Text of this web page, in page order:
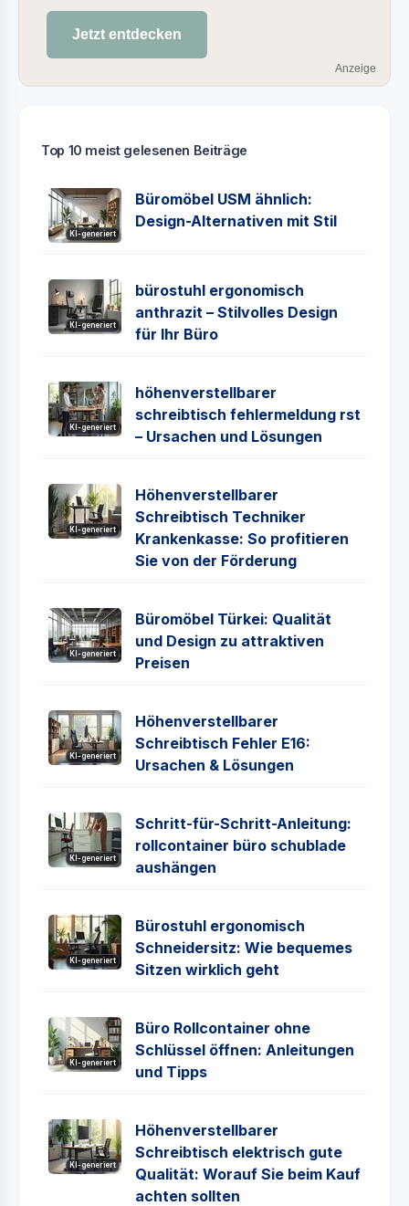
Jetzt entdecken
Anzeige
Top 10 meist gelesenen Beiträge
KI-generiert
Büromöbel USM ähnlich:
Design-Alternativen mit Stil
KI-generiert
bürostuhl ergonomisch
anthrazit – Stilvolles Design
für Ihr Büro
KI-generiert
höhenverstellbarer
schreibtisch fehlermeldung rst
– Ursachen und Lösungen
KI-generiert
Höhenverstellbarer
Schreibtisch Techniker
Krankenkasse: So profitieren
Sie von der Förderung
KI-generiert
Büromöbel Türkei: Qualität
und Design zu attraktiven
Preisen
KI-generiert
Höhenverstellbarer
Schreibtisch Fehler E16:
Ursachen & Lösungen
KI-generiert
Schritt-für-Schritt-Anleitung:
rollcontainer büro schublade
aushängen
KI-generiert
Bürostuhl ergonomisch
Schneidersitz: Wie bequemes
Sitzen wirklich geht
KI-generiert
Büro Rollcontainer ohne
Schlüssel öffnen: Anleitungen
und Tipps
KI-generiert
Höhenverstellbarer
Schreibtisch elektrisch gute
Qualität: Worauf Sie beim Kauf
achten sollten